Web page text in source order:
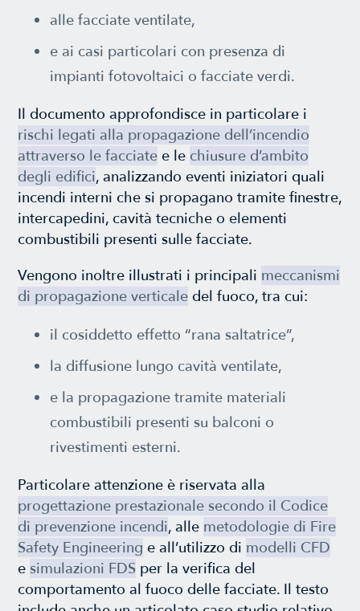
alle facciate ventilate,
e ai casi particolari con presenza di
impianti fotovoltaici o facciate verdi.
Il documento approfondisce in particolare i
rischi legati alla propagazione dell’incendio
attraverso le facciate e le chiusure d’ambito
degli edifici, analizzando eventi iniziatori quali
incendi interni che si propagano tramite finestre,
intercapedini, cavità tecniche o elementi
combustibili presenti sulle facciate.
Vengono inoltre illustrati i principali meccanismi
di propagazione verticale del fuoco, tra cui:
il cosiddetto effetto “rana saltatrice”,
la diffusione lungo cavità ventilate,
e la propagazione tramite materiali
combustibili presenti su balconi o
rivestimenti esterni.
Particolare attenzione è riservata alla
progettazione prestazionale secondo il Codice
di prevenzione incendi, alle metodologie di Fire
Safety Engineering e all’utilizzo di modelli CFD
e simulazioni FDS per la verifica del
comportamento al fuoco delle facciate. Il testo